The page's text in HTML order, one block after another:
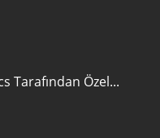
Tarafından Özel...